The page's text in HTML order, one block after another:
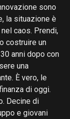
sono
la situazione è
caos. Prendi,
costruire un
anni dopo con
una
È vero, le
di oggi.
Decine di
e giovani